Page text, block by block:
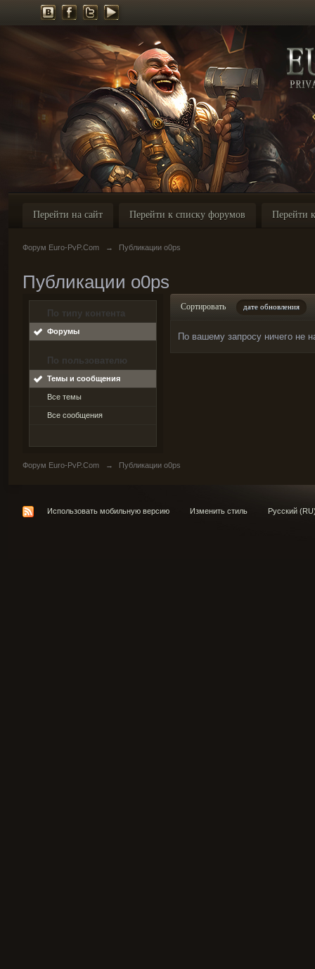
Перейти на сайт Перейти к списку форумов Перейти
Форум Euro-PvP.Com → Публикации o0ps
Публикации o0ps
По типу контента
Форумы
По пользователю
Темы и сообщения
Все темы
Все сообщения
Сортировать дате обновления
По вашему запросу ничего не
Форум Euro-PvP.Com → Публикации o0ps
Использовать мобильную версию Изменить стиль Русский